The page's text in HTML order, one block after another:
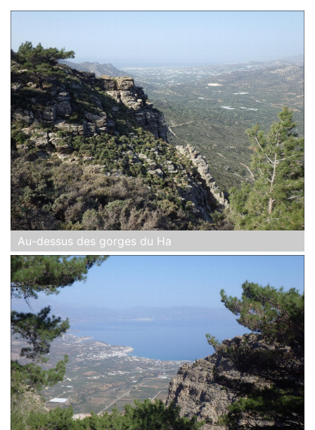
Au-dessus des gorges du Ha